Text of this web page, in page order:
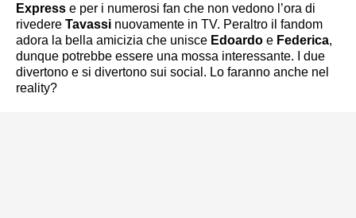
Express e per i numerosi fan che non vedono l’ora di
rivedere Tavassi nuovamente in TV. Peraltro il fandom
adora la bella amicizia che unisce Edoardo e Federica,
dunque potrebbe essere una mossa interessante. I due
divertono e si divertono sui social. Lo faranno anche nel
reality?